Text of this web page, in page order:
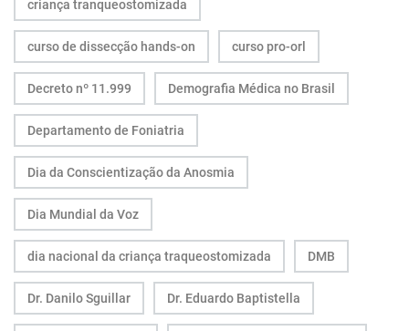
criança tranqueostomizada
curso de dissecção hands-on curso pro-orl
Decreto nº 11.999 Demografia Médica no Brasil
Departamento de Foniatria
Dia da Conscientização da Anosmia
Dia Mundial da Voz
dia nacional da criança traqueostomizada DMB
Dr. Danilo Sguillar Dr. Eduardo Baptistella